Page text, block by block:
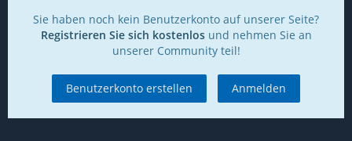
Sie haben noch kein Benutzerkonto auf unserer Seite?
Registrieren Sie sich kostenlosund nehmen Sie an
unserer Community teil!
Benutzerkonto erstellen Anmelden